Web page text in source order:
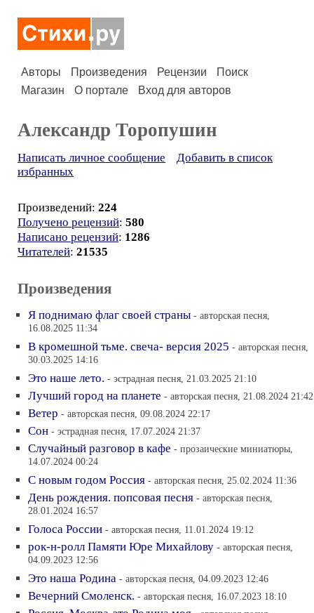
Авторы Произведения Рецензии
Поиск
Магазин
О портале Вход для авторов
Александр Торопушин
Написать личное сообщение
Добавить в список
избранных
Произведений: 224
Получено рецензий: 580
Написано рецензий: 1286
Читателей: 21535
Произведения
Я поднимаю флаг своей страны - авторская песня,
16.08.2025 11:34
В кромешной тьме. свеча- версия 2025 - авторская песня,
30.03.2025 14:16
Это наше лето. - эстрадная песня, 21.03.2025 21:10
Лучший город на планете - авторская песня, 21.08.2024 21:42
Ветер - авторская песня, 09.08.2024 22:17
Сон - эстрадная песня, 17.07.2024 21:37
Случайный разговор в кафе - прозаические миниатюры,
14.07.2024 00:24
С новым годом Россия - авторская песня, 25.02.2024 11:36
День рождения. попсовая песня - авторская песня,
28.01.2024 16:57
Голоса России - авторская песня, 11.01.2024 19:12
рок-н-ролл Памяти Юре Михайлову - авторская песня,
04.09.2023 12:56
Это наша Родина - авторская песня, 04.09.2023 12:46
Вечерний Смоленск. - авторская песня, 16.07.2023 18:10